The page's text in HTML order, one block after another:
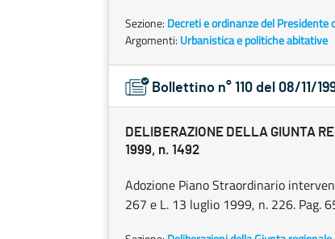
Sezione: Decreti e ordinanze del Presidente
Argomenti: Urbanistica e politiche abitative
Bollettino n° 110 del 08/11/
DELIBERAZIONE DELLA GIUNTA
1999, n. 1492
Adozione Piano Straordinario
267 e L. 13 luglio 1999, n. 226. Pag.